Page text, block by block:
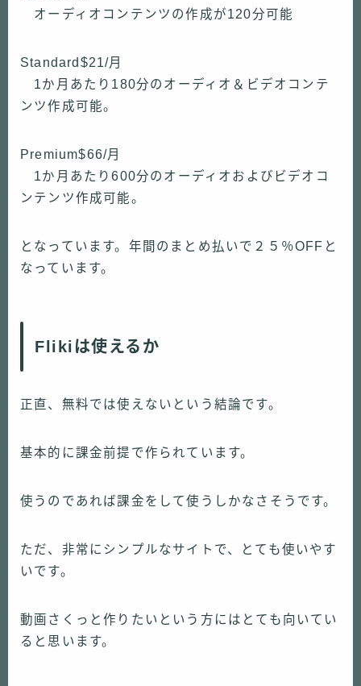
オーディオコンテンツの作成が120分可能
Standard$21/月
1か月あたり180分のオーディオ＆ビデオコンテ
ンツ作成可能。
Premium$66/月
1か月あたり600分のオーディオおよびビデオコ
ンテンツ作成可能。
となっています。年間のまとめ払いで２５％OFFと
なっています。
Flikiは使えるか
正直、無料では使えないという結論です。
基本的に課金前提で作られています。
使うのであれば課金をして使うしかなさそうです。
ただ、非常にシンプルなサイトで、とても使いやす
いです。
動画さくっと作りたいという方にはとても向いてい
ると思います。